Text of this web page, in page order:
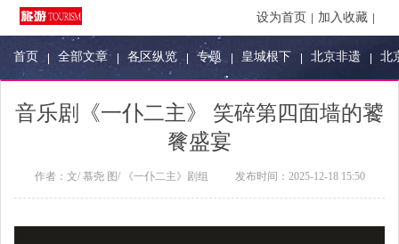
设为首页 加入收藏
首页 全部文章 各区纵览 专题 皇城根下 北京非遗 北
音乐剧《一仆二主》 笑碎第四面墙的饕
餮盛宴
作者： 文/ 慕尧 图/ 《一仆二主》剧组 发布时间： 2025-12-18 15:50